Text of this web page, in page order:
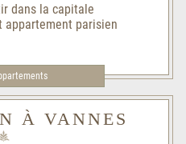
dans la capitale
appartement parisien
À VANNES